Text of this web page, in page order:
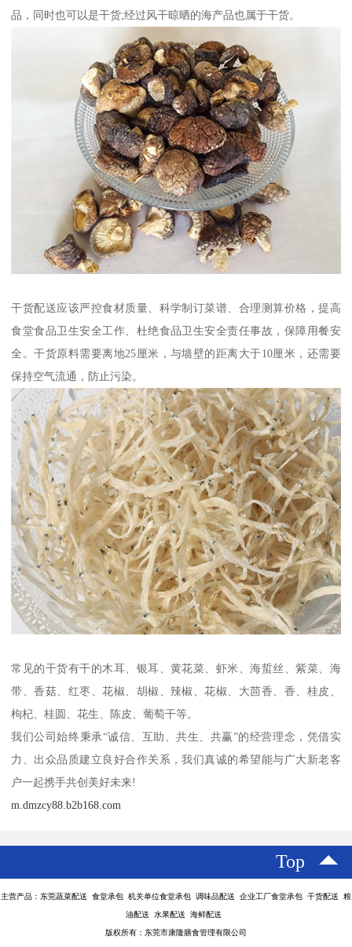
品，同时也可以是干货;经过风干晾晒的海产品也属于干货。
干货配送应该严控食材质量、科学制订菜谱、合理测算价格，提高
食堂食品卫生安全工作、杜绝食品卫生安全责任事故，保障用餐安
全。干货原料需要离地25厘米，与墙壁的距离大于10厘米，还需要
保持空气流通，防止污染。
常见的干货有干的木耳、银耳、黄花菜、虾米、海蜇丝、紫菜、海
带、香菇、红枣、花椒、胡椒、辣椒、花椒、大茴香、香、桂皮、
枸杞、桂圆、花生、陈皮、葡萄干等。
我们公司始终秉承“诚信、互助、共生、共赢”的经营理念，凭借实
力、出众品质建立良好合作关系，我们真诚的希望能与广大新老客
户一起携手共创美好未来!
m.dmzcy88.b2b168.com
Top
主营产品：东莞蔬菜配送 食堂承包 机关单位食堂承包 调味品配送 企业工厂食堂承包 干货配送 粮
油配送 水果配送 海鲜配送
版权所有：东莞市康隆膳食管理有限公司